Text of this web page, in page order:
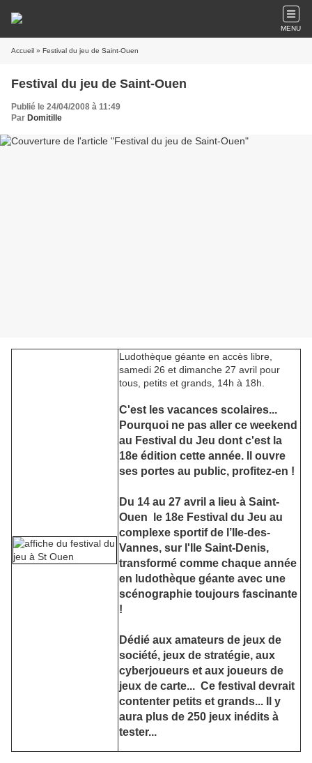
MENU
Accueil » Festival du jeu de Saint-Ouen
Festival du jeu de Saint-Ouen
Publié le 24/04/2008 à 11:49
Par Domitille
Ludothèque géante en accès libre,
samedi 26 et dimanche 27 avril pour
tous, petits et grands, 14h à 18h.
C'est les vacances scolaires...
Pourquoi ne pas aller ce weekend
au Festival du Jeu dont c'est la
18e édition cette année. Il ouvre
ses portes au public, profitez-en !
Du 14 au 27 avril a lieu à Saint-
Ouen le 18e Festival du Jeu au
complexe sportif de l’Ile-des-
Vannes, sur l'Ile Saint-Denis,
transformé comme chaque année
en ludothèque géante avec une
scénographie toujours fascinante
!
Dédié aux amateurs de jeux de
société, jeux de stratégie, aux
cyberjoueurs et aux joueurs de
jeux de carte...
Ce festival devrait
contenter petits et grands... Il y
aura plus de 250 jeux inédits à
tester...